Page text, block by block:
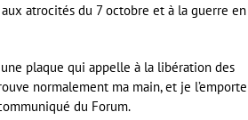
atrocités du 7 octobre et à la guerre en
plaque qui appelle à la libération des
normalement ma main, et je l’emporte
du Forum.